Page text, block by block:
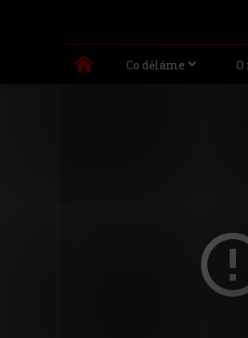
Co děláme O